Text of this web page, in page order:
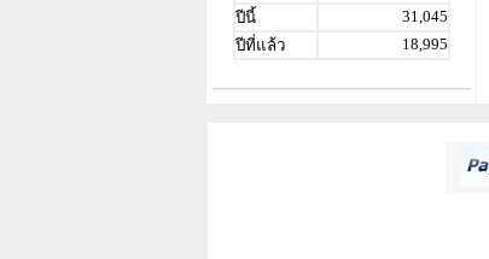
ปีนี้
31,045
ปีที่แล้ว
18,995